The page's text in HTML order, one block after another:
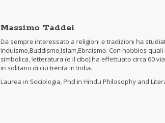
Massimo Taddei
Da sempre interessato a religioni e tradizioni ha
Induismo,Buddismo,Islam,Ebraismo. Con hobbies
simbolica, letteratura (e il cibo) ha effettuato circa 60
in solitario di cui trenta in India.
Laurea in Sociologia, Phd in Hindu Philosophy and